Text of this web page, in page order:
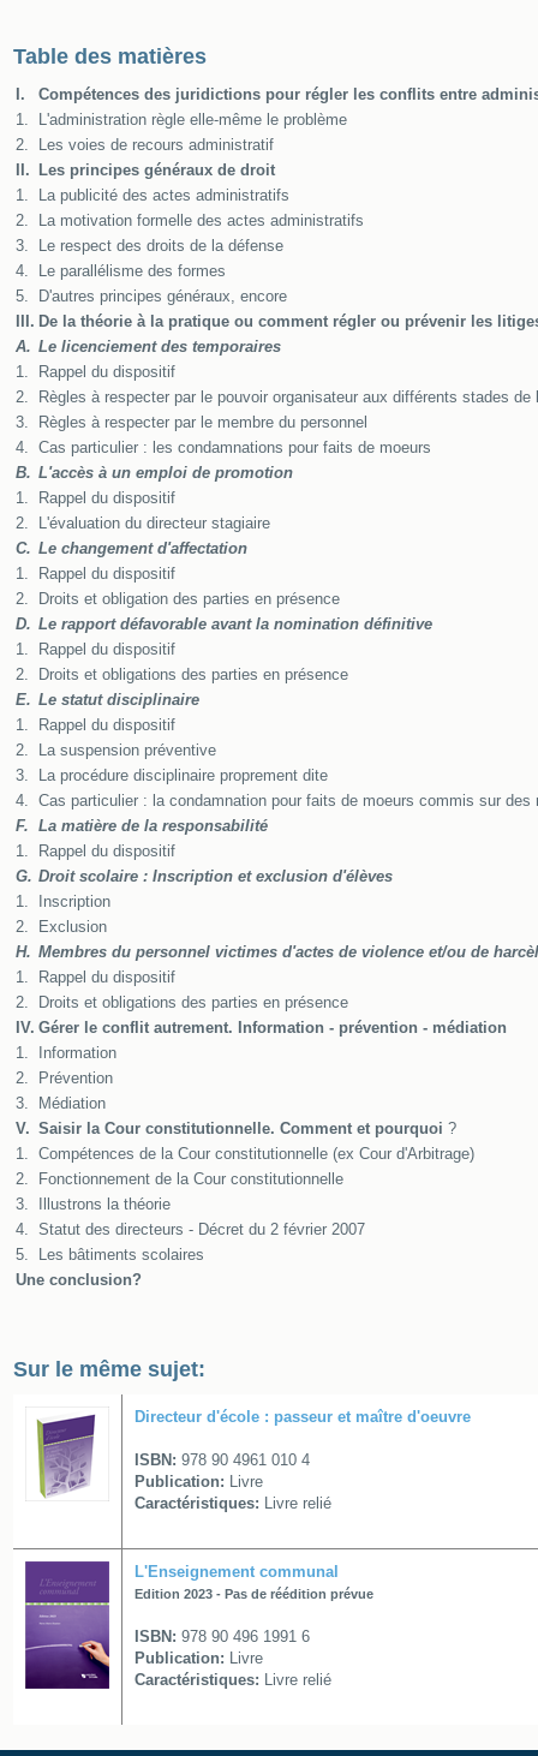
Table des matières
I.
Compétences des juridictions pour régler les conflits entre
1.
L'administration règle elle-même le problème
2.
Les voies de recours administratif
II.
Les principes généraux de droit
1.
La publicité des actes administratifs
2.
La motivation formelle des actes administratifs
3.
Le respect des droits de la défense
4.
Le parallélisme des formes
5.
D'autres principes généraux, encore
III. De la théorie à la pratique ou comment régler ou prévenir les
A. Le licenciement des temporaires
1.
Rappel du dispositif
2.
Règles à respecter par le pouvoir organisateur aux différents stades de
3.
Règles à respecter par le membre du personnel
4. Cas particulier : les condamnations pour faits de moeurs
B. L'accès à un emploi de promotion
1.
Rappel du dispositif
2.
L'évaluation du directeur stagiaire
C. Le changement d'affectation
1.
Rappel du dispositif
2.
Droits et obligation des parties en présence
D. Le rapport défavorable avant la nomination définitive
1.
Rappel du dispositif
2.
Droits et obligations des parties en présence
E. Le statut disciplinaire
1.
Rappel du dispositif
2.
La suspension préventive
3.
La procédure disciplinaire proprement dite
4. Cas particulier : la condamnation pour faits de moeurs commis sur des
F. La matière de la responsabilité
1.
Rappel du dispositif
G. Droit scolaire : Inscription et exclusion d'élèves
1.
Inscription
2.
Exclusion
H. Membres du personnel victimes d'actes de violence et/ou de
1.
Rappel du dispositif
2.
Droits et obligations des parties en présence
IV. Gérer le conflit autrement. Information - prévention - médiation
1.
Information
2.
Prévention
3.
Médiation
V. Saisir la Cour constitutionnelle. Comment et pourquoi ?
1. Compétences de la Cour constitutionnelle (ex Cour d'Arbitrage)
2.
Fonctionnement de la Cour constitutionnelle
3.
Illustrons la théorie
4. Statut des directeurs - Décret du 2 février 2007
5.
Les bâtiments scolaires
Une conclusion?
Sur le même sujet:
Directeur d'école : passeur et maître d'oeuvre
ISBN: 978 90 4961 010 4
Publication: Livre
Caractéristiques: Livre relié
L'Enseignement communal
Edition 2023 - Pas de réédition prévue
ISBN: 978 90 496 1991 6
Publication: Livre
Caractéristiques: Livre relié